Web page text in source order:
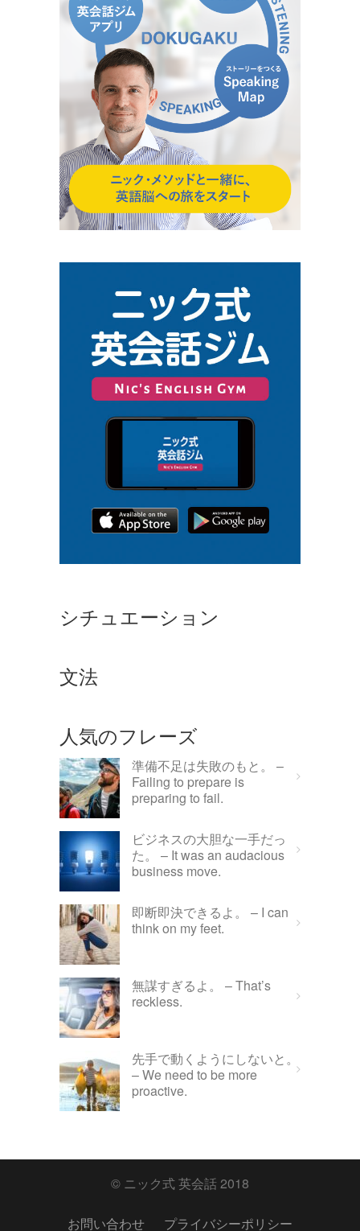
シチュエーション
文法
人気のフレーズ
準備不足は失敗のもと。 –
Failing to prepare is
preparing to fail.
ビジネスの大胆な一手だっ
た。 – It was an audacious
business move.
即断即決できるよ。 – I can
think on my feet.
無謀すぎるよ。 – That’s
reckless.
先手で動くようにしないと。
– We need to be more
proactive.
© ニック式 英会話 2018
お問い合わせ プライバシーポリシー